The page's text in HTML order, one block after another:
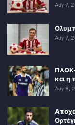
Αυγ 7,
Αυγ 7,
ΠΑΟΚ-
και η
Αυγ 6,